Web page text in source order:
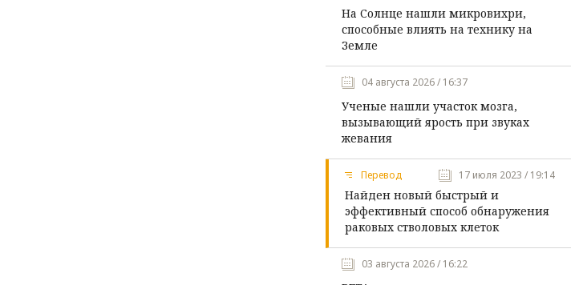
На Солнце нашли микровихри,
способные влиять на технику на
Земле
04 августа 2026 / 16:37
Ученые нашли участок мозга,
вызывающий ярость при звуках
жевания
Перевод 17 июля 2023 / 19:14
Найден новый быстрый и
эффективный способ обнаружения
раковых стволовых клеток
03 августа 2026 / 16:22